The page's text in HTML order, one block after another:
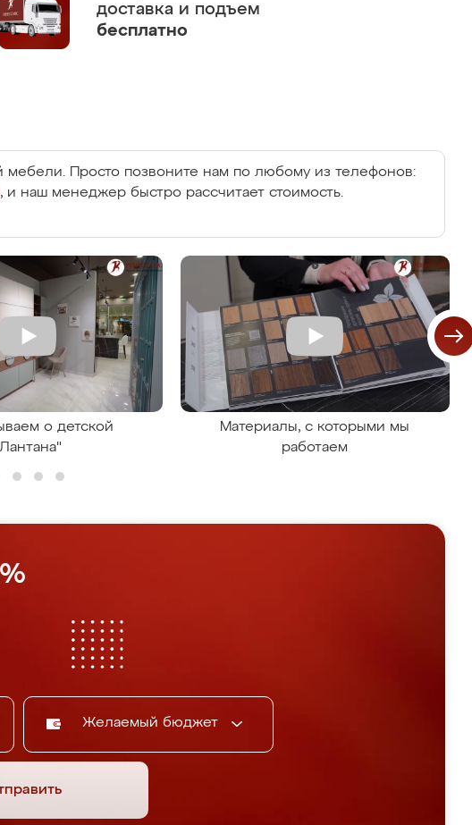
доставка и подъем
бесплатно
мебели. Просто позвоните нам по любому из телефонов:
, и наш менеджер быстро рассчитает стоимость.
о детской
Материалы, с которыми мы
работаем
Желаемый бюджет